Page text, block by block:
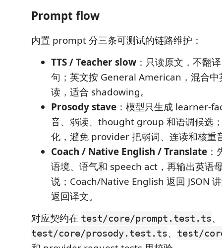
Prompt flow
内置 prompt 分三条可测试的链路维护：
TTS / Teacher slow ：只读原文，不翻
句；英文按 General American，混合中
读，适合 shadowing。
Prosody stave ：模型只生成 learner-
音、弱读、thought group 和语调候选
化，避免 provider 把弱词、连读和核重
Coach / Native English / Translate
语境、语气和 speech act，再输出英语
说；Coach/Native English 返回 JSON
返回译文。
对应契约在 test/core/prompt.test.ts、
test/core/prosody.test.ts、 test/